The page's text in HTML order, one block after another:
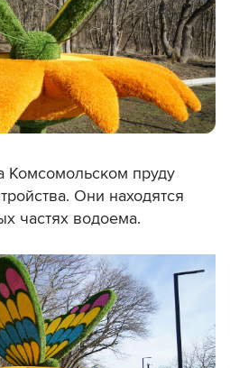
Комсомольском пруду
Они находятся
частях водоема.